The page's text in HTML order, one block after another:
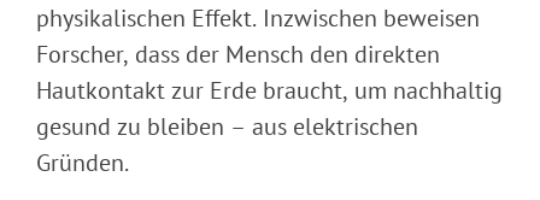
physikalischen Effekt. Inzwischen beweisen
Forscher, dass der Mensch den direkten
Hautkontakt zur Erde braucht, um nachhaltig
gesund zu bleiben – aus elektrischen
Gründen.